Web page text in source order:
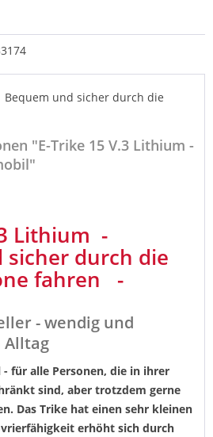
und sicher durch die
"E-Trike 15 V.3 Lithium -
Lithium -
sicher durch die
fahren -
- wendig und
Alltag
für alle Personen, die in ihrer
sind, aber trotzdem gerne
Das Trike hat einen sehr kleinen
erhöht sich durch